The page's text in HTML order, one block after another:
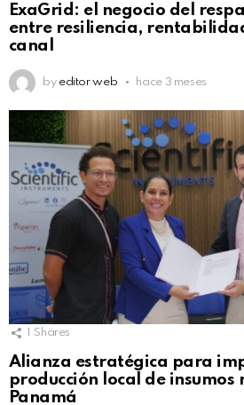
ExaGrid: el negocio del
entre resiliencia,
canal
by editor web hace 3 meses
1 Shares
Alianza estratégica para
producción local de insumos
Panamá